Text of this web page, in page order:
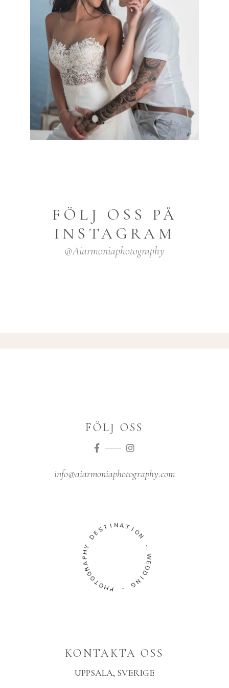
FÖLJ OSS PÅ
INSTAGRAM
@aiarmoniaphotography
FÖLJ OSS
info@aiarmoniaphotography.com
DE S T I NAT
I
O
N
-
W
E
D
D
I
N
G
-
P
H
O
T
O
G
R
A
P
H
Y
KONTAKTA OSS
UPPSALA, SVERIGE